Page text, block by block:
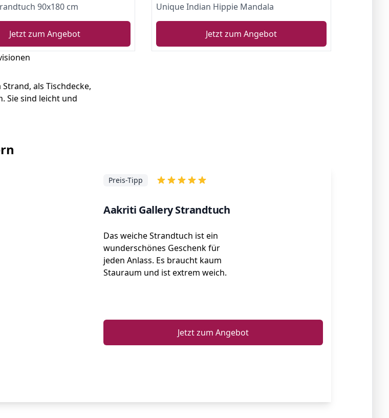
90x180 cm
Jetzt zum Angebot
Unique Indian Hippie Mandala
Jetzt zum Angebot
als Tischdecke,
Sie sind leicht und
Aakriti Gallery Strandtuch
Preis-Tipp
Das weiche Strandtuch ist ein
wunderschönes Geschenk für
jeden Anlass. Es braucht kaum
Stauraum und ist extrem weich.
Jetzt zum Angebot